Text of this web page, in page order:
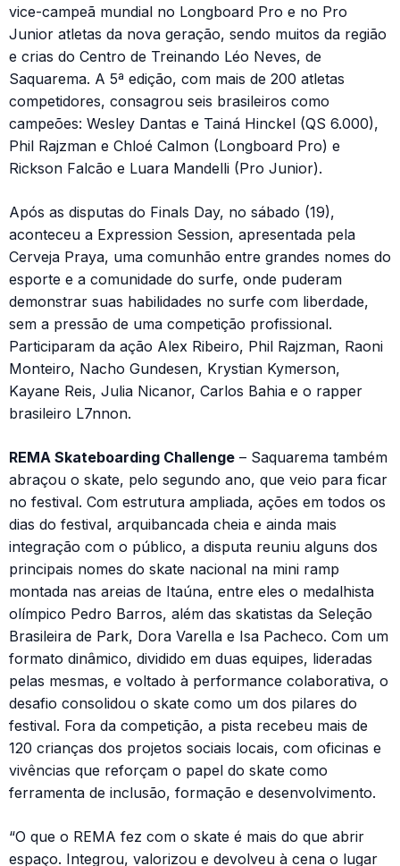
vice-campeã mundial no Longboard Pro e no Pro
Junior atletas da nova geração, sendo muitos da região
e crias do Centro de Treinando Léo Neves, de
Saquarema. A 5ª edição, com mais de 200 atletas
competidores, consagrou seis brasileiros como
campeões: Wesley Dantas e Tainá Hinckel (QS 6.000),
Phil Rajzman e Chloé Calmon (Longboard Pro) e
Rickson Falcão e Luara Mandelli (Pro Junior).
Após as disputas do Finals Day, no sábado (19),
aconteceu a Expression Session, apresentada pela
Cerveja Praya, uma comunhão entre grandes nomes do
esporte e a comunidade do surfe, onde puderam
demonstrar suas habilidades no surfe com liberdade,
sem a pressão de uma competição profissional.
Participaram da ação Alex Ribeiro, Phil Rajzman, Raoni
Monteiro, Nacho Gundesen, Krystian Kymerson,
Kayane Reis, Julia Nicanor, Carlos Bahia e o rapper
brasileiro L7nnon.
REMA Skateboarding Challenge – Saquarema também
abraçou o skate, pelo segundo ano, que veio para ficar
no festival. Com estrutura ampliada, ações em todos os
dias do festival, arquibancada cheia e ainda mais
integração com o público, a disputa reuniu alguns dos
principais nomes do skate nacional na mini ramp
montada nas areias de Itaúna, entre eles o medalhista
olímpico Pedro Barros, além das skatistas da Seleção
Brasileira de Park, Dora Varella e Isa Pacheco. Com um
formato dinâmico, dividido em duas equipes, lideradas
pelas mesmas, e voltado à performance colaborativa, o
desafio consolidou o skate como um dos pilares do
festival. Fora da competição, a pista recebeu mais de
120 crianças dos projetos sociais locais, com oficinas e
vivências que reforçam o papel do skate como
ferramenta de inclusão, formação e desenvolvimento.
“O que o REMA fez com o skate é mais do que abrir
espaço. Integrou, valorizou e devolveu à cena o lugar